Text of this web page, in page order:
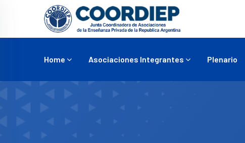
Home Asociaciones Integrantes Plenario